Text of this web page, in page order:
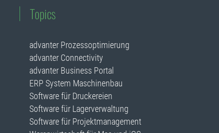
Topics
advanter Prozessoptimierung
advanter Connectivity
advanter Business Portal
ERP System Maschinenbau
Software für Druckereien
Software für Lagerverwaltung
Software für Projektmanagement